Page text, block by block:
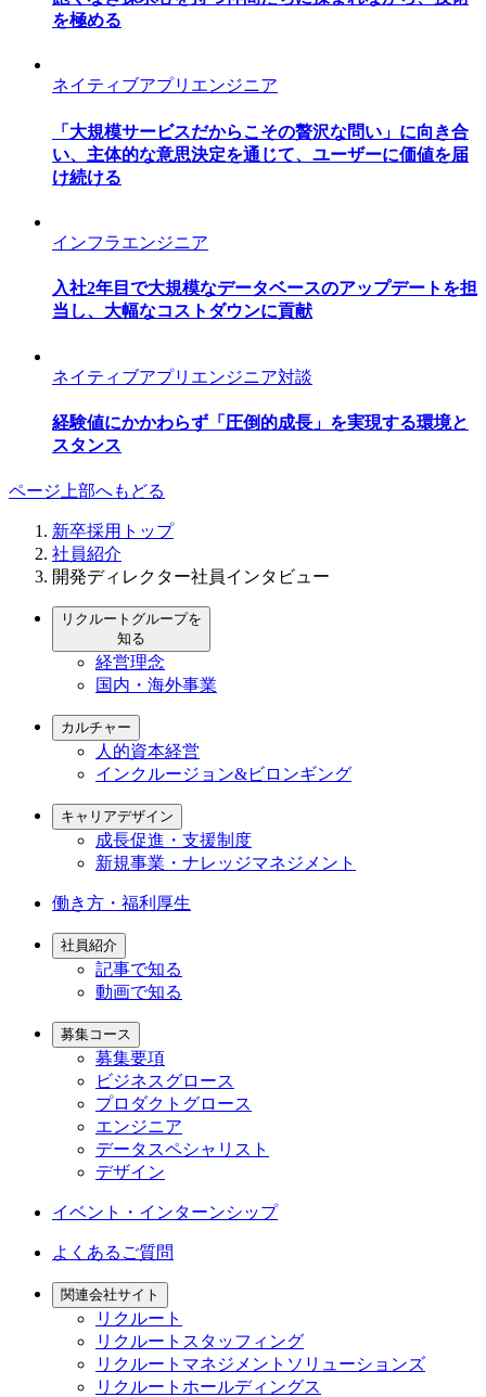
を極める
ネイティブアプリエンジニア
「大規模サービスだからこその贅沢な問い」に向き合
い、主体的な意思決定を通じて、ユーザーに価値を届
け続ける
インフラエンジニア
入社2年目で大規模なデータベースのアップデートを担
当し、大幅なコストダウンに貢献
ネイティブアプリエンジニア対談
経験値にかかわらず「圧倒的成長」を実現する環境と
スタンス
ページ上部へもどる
新卒採用トップ
社員紹介
開発ディレクター社員インタビュー
リクルートグループを
知る
経営理念
国内・海外事業
カルチャー
人的資本経営
インクルージョン&ビロンギング
キャリアデザイン
成長促進・支援制度
新規事業・ナレッジマネジメント
働き方・福利厚生
社員紹介
記事で知る
動画で知る
募集コース
募集要項
ビジネスグロース
プロダクトグロース
エンジニア
データスペシャリスト
デザイン
イベント・インターンシップ
よくあるご質問
関連会社サイト
リクルート
リクルートスタッフィング
リクルートマネジメントソリューションズ
リクルートホールディングス